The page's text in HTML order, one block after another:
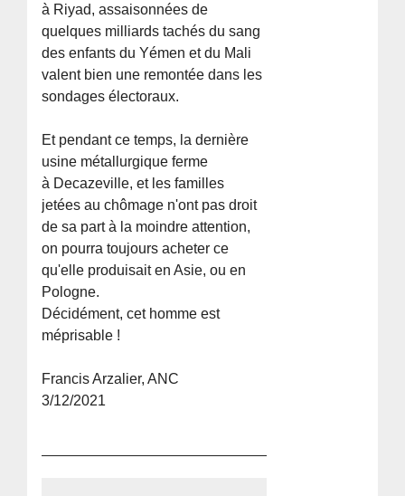
à Riyad, assaisonnées de
quelques milliards tachés du sang
des enfants du Yémen et du Mali
valent bien une remontée dans les
sondages électoraux.
Et pendant ce temps, la dernière
usine métallurgique ferme
à Decazeville, et les familles
jetées au chômage n'ont pas droit
de sa part à la moindre attention,
on pourra toujours acheter ce
qu'elle produisait en Asie, ou en
Pologne.
Décidément, cet homme est
méprisable !
Francis Arzalier, ANC
3/12/2021